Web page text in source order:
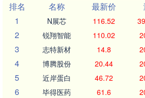
排名
名称 最新价
1
N展芯 116.52
2 锐翔智能 110.02
3 志特新材 14.8
4 博腾股份 20.44
5 近岸蛋白 46.72
6 毕得医药 61.6